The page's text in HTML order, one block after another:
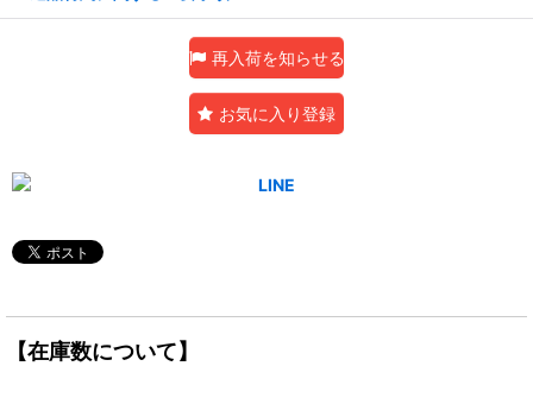
再入荷を知らせる
お気に入り登録
【在庫数について】